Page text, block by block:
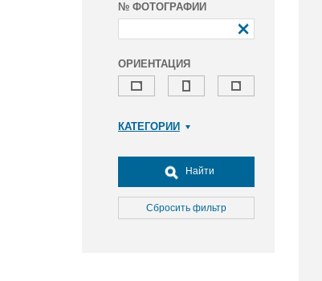
№ ФОТОГРАФИИ
ОРИЕНТАЦИЯ
КАТЕГОРИИ
Досуг, туризм и отдых
Культура
Медицина
Найти
Сбросить фильтр